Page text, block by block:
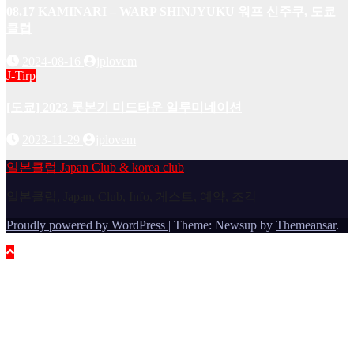
J-Tirp
일본클럽 Japan Club & korea club
Proudly powered by WordPress | Theme: Newsup by Themeansar.